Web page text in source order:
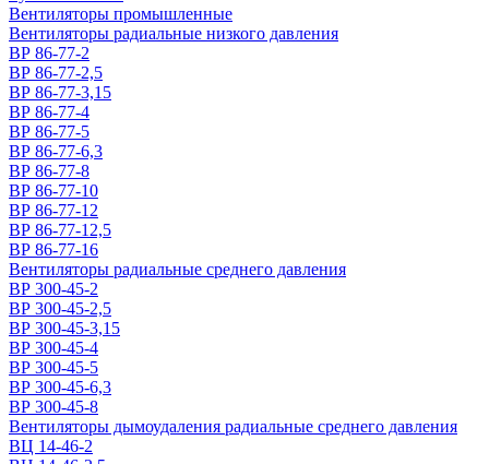
Вентиляторы промышленные
Вентиляторы радиальные низкого давления
ВР 86-77-2
ВР 86-77-2,5
ВР 86-77-3,15
ВР 86-77-4
ВР 86-77-5
ВР 86-77-6,3
ВР 86-77-8
ВР 86-77-10
ВР 86-77-12
ВР 86-77-12,5
ВР 86-77-16
Вентиляторы радиальные среднего давления
ВР 300-45-2
ВР 300-45-2,5
ВР 300-45-3,15
ВР 300-45-4
ВР 300-45-5
ВР 300-45-6,3
ВР 300-45-8
Вентиляторы дымоудаления радиальные среднего давления
ВЦ 14-46-2